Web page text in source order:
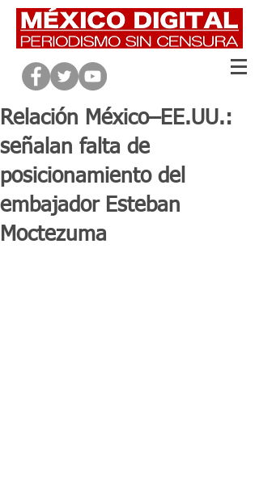
Relación México–EE.UU.:
señalan falta de
posicionamiento del
embajador Esteban
Moctezuma